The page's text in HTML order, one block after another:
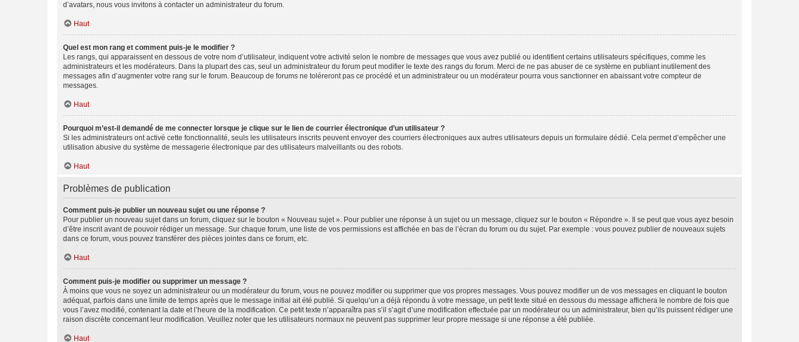
d’avatars, nous vous invitons à contacter un administrateur du forum.
Haut
Quel est mon rang et comment puis-je le modifier ?
Les rangs, qui apparaissent en dessous de votre nom d’utilisateur, indiquent votre activité selon le nombre de messages que vous avez publié ou identifient certains utilisateurs spécifiques, comme les
administrateurs et les modérateurs. Dans la plupart des cas, seul un administrateur du forum peut modifier le texte des rangs du forum. Merci de ne pas abuser de ce système en publiant inutilement des
messages afin d’augmenter votre rang sur le forum. Beaucoup de forums ne toléreront pas ce procédé et un administrateur ou un modérateur pourra vous sanctionner en abaissant votre compteur de
messages.
Haut
Pourquoi m’est-il demandé de me connecter lorsque je clique sur le lien de courrier électronique d’un utilisateur ?
Si les administrateurs ont activé cette fonctionnalité, seuls les utilisateurs inscrits peuvent envoyer des courriers électroniques aux autres utilisateurs depuis un formulaire dédié. Cela permet d’empêcher une
utilisation abusive du système de messagerie électronique par des utilisateurs malveillants ou des robots.
Haut
Problèmes de publication
Comment puis-je publier un nouveau sujet ou une réponse ?
Pour publier un nouveau sujet dans un forum, cliquez sur le bouton « Nouveau sujet ». Pour publier une réponse à un sujet ou un message, cliquez sur le bouton « Répondre ». Il se peut que vous ayez besoin
d’être inscrit avant de pouvoir rédiger un message. Sur chaque forum, une liste de vos permissions est affichée en bas de l’écran du forum ou du sujet. Par exemple : vous pouvez publier de nouveaux sujets
dans ce forum, vous pouvez transférer des pièces jointes dans ce forum, etc.
Haut
Comment puis-je modifier ou supprimer un message ?
À moins que vous ne soyez un administrateur ou un modérateur du forum, vous ne pouvez modifier ou supprimer que vos propres messages. Vous pouvez modifier un de vos messages en cliquant le bouton
adéquat, parfois dans une limite de temps après que le message initial ait été publié. Si quelqu’un a déjà répondu à votre message, un petit texte situé en dessous du message affichera le nombre de fois que
vous l’avez modifié, contenant la date et l’heure de la modification. Ce petit texte n’apparaîtra pas s’il s’agit d’une modification effectuée par un modérateur ou un administrateur, bien qu’ils puissent rédiger une
raison discrète concernant leur modification. Veuillez noter que les utilisateurs normaux ne peuvent pas supprimer leur propre message si une réponse a été publiée.
Haut